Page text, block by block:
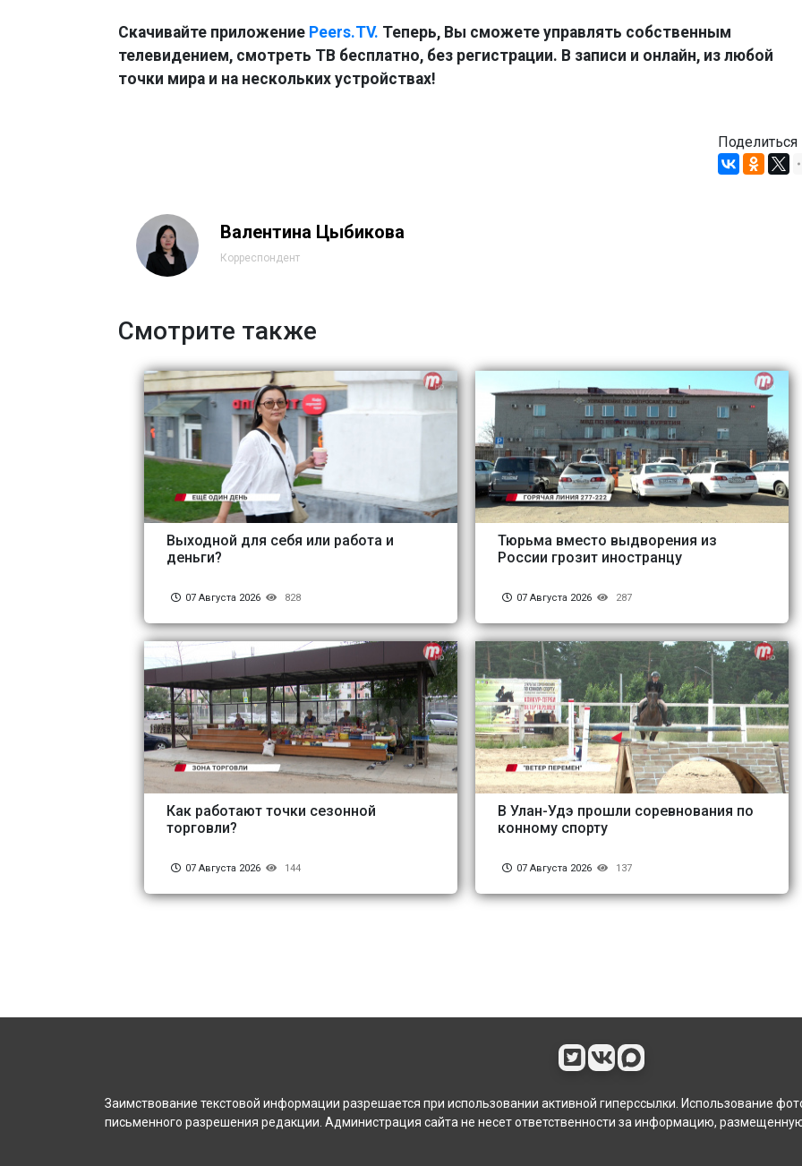
Скачивайте приложение Peers.TV. Теперь, Вы сможете управлять собственным
телевидением, смотреть ТВ бесплатно, без регистрации. В записи и онлайн, из любой
точки мира и на нескольких устройствах!
Поделиться
Валентина Цыбикова
Корреспондент
Смотрите также
Выходной для себя или работа и
деньги?
07 Августа 2026 828
Тюрьма вместо выдворения из
России грозит иностранцу
07 Августа 2026 287
Как работают точки сезонной
торговли?
07 Августа 2026 144
В Улан-Удэ прошли соревнования по
конному спорту
07 Августа 2026 137
Заимствование текстовой информации разрешается при использовании активной гиперссылки. Использование
письменного разрешения редакции. Администрация сайта не несет ответственности за информацию,